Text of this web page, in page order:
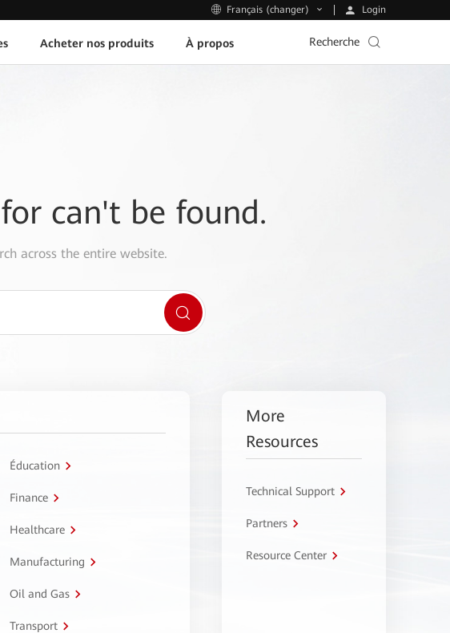
Français (changer) Login
Acheter nos produits À propos Recherche
can't be found.
across the entire website.
Éducation
Finance
Healthcare
Manufacturing
Oil and Gas
Transport
More
Resources
Technical Support
Partners
Resource Center